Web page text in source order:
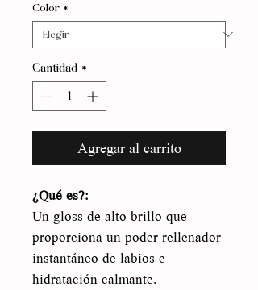
Color *
Cantidad *
Agregar al carrito
¿Qué es?:
Un gloss de alto brillo que
proporciona un poder rellenador
instantáneo de labios e
hidratación calmante.